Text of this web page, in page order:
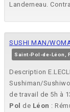
Landerneau.
SUSHI MAN/
Saint-Pol-de-Léon,
Description
Sushiman/
de travail de 5h à
Pol de Léon :